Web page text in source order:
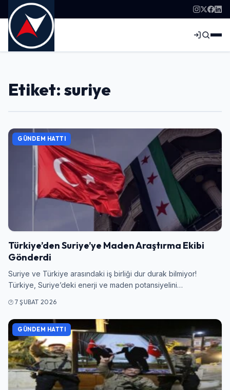
Etiket: suriye
GÜNDEM HATTI
Türkiye’den Suriye’ye Maden Araştırma Ekibi
Gönderdi
Suriye ve Türkiye arasındaki iş birliği dur durak bilmiyor!
Türkiye, Suriye’deki enerji ve maden potansiyelini…
7 ŞUBAT 2026
GÜNDEM HATTI